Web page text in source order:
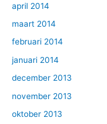
april 2014
maart 2014
februari 2014
januari 2014
december 2013
november 2013
oktober 2013